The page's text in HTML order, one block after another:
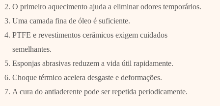
O primeiro aquecimento ajuda a eliminar odores temporários.
Uma camada fina de óleo é suficiente.
PTFE e revestimentos cerâmicos exigem cuidados
semelhantes.
Esponjas abrasivas reduzem a vida útil rapidamente.
Choque térmico acelera desgaste e deformações.
A cura do antiaderente pode ser repetida periodicamente.